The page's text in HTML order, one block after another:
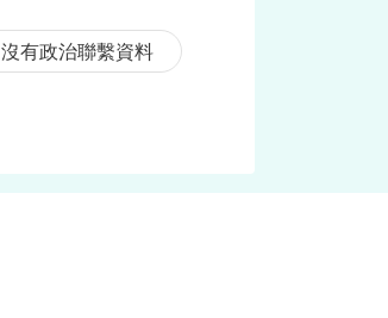
沒有政治聯繫資料